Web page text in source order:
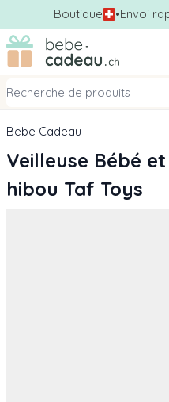
Boutique •Envoi
Allez au contenu
Bebe Cadeau
Veilleuse Bébé
hibou Taf Toys